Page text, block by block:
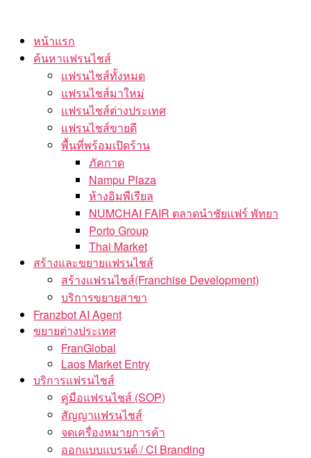
content
หน้าแรก
ค้นหาแฟรนไชส์
แฟรนไชส์ทั้งหมด
แฟรนไชส์มาใหม่
แฟรนไชส์ต่างประเทศ
แฟรนไชส์ขายดี
พื้นที่พร้อมเปิดร้าน
ภัคกาด
Nampu Plaza
ห้างอิมพีเรียล
NUMCHAI FAIR ตลาดนำชัยแฟร์ พัทยา
Porto Group
Thai Market
สร้างและขยายแฟรนไชส์
สร้างแฟรนไชส์(Franchise Development)
บริการขยายสาขา
Franzbot AI Agent
ขยายต่างประเทศ
FranGlobal
Laos Market Entry
บริการแฟรนไชส์
คู่มือแฟรนไชส์ (SOP)
สัญญาแฟรนไชส์
จดเครื่องหมายการค้า
ออกแบบแบรนด์ / CI Branding